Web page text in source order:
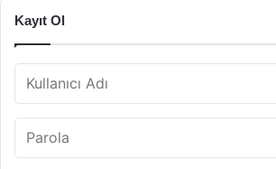
Kayıt Ol